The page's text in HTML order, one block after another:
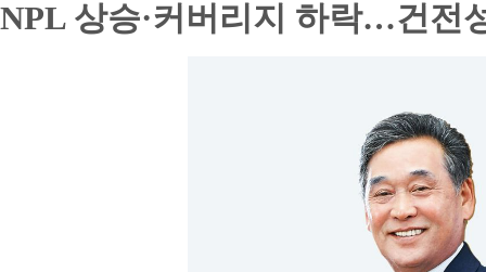
NPL 상승·커버리지 하락…건전